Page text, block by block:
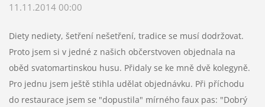
11.11.2014 00:00
Diety nediety, šetření nešetření, tradice se musí dodržovat.
Proto jsem si v jedné z našich občerstvoven objednala na
oběd svatomartinskou husu. Přidaly se ke mně dvě kolegyně.
Pro jednu jsem ještě stihla udělat objednávku. Při příchodu
do restaurace jsem se "dopustila" mírného faux pas: "Dobrý